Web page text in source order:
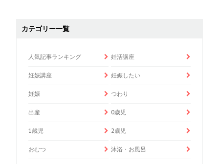
カテゴリー一覧
人気記事ランキング 妊活講座
妊娠講座 妊娠したい
妊娠 つわり
出産 0歳児
1歳児 2歳児
おむつ 沐浴・お風呂